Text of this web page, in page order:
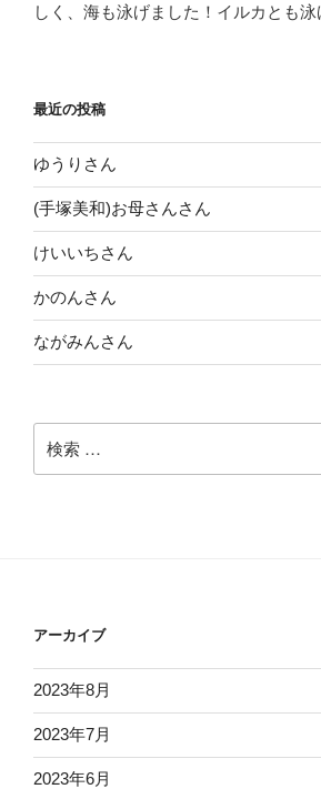
しく、海も泳げました！イルカとも泳
最近の投稿
ゆうりさん
(手塚美和)お母さんさん
けいいちさん
かのんさん
ながみんさん
索:
アーカイブ
2023年8月
2023年7月
2023年6月